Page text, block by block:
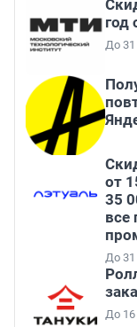
год
До 31
от
35
все
До 31
До 16